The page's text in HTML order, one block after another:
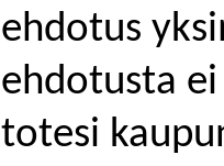
ehdotus
ehdotusta
totesi